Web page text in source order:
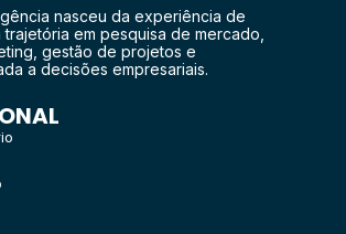
nasceu da experiência de
em pesquisa de mercado,
gestão de projetos e
a decisões empresariais.